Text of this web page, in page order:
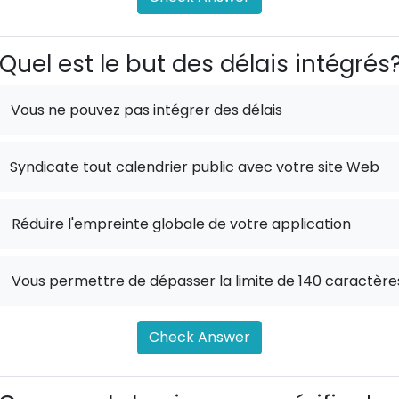
Quel est le but des délais
Vous ne pouvez pas intégrer des délais
Syndicate tout calendrier public avec votre site Web
Réduire l'empreinte globale de votre application
Vous permettre de dépasser la limite de 140
Check Answer